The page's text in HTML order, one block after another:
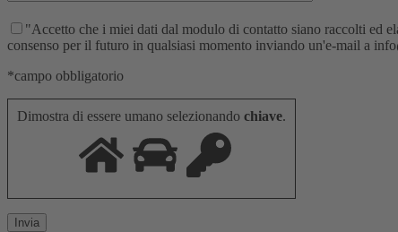
"Accetto che i miei dati dal modulo di contatto siano raccolti ed
consenso per il futuro in qualsiasi momento inviando un'e-mail a
*campo obbligatorio
Dimostra di essere umano selezionando chiave.